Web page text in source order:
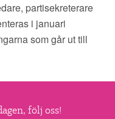
▼
partisekreterare
i januari
som går ut till
följ oss!